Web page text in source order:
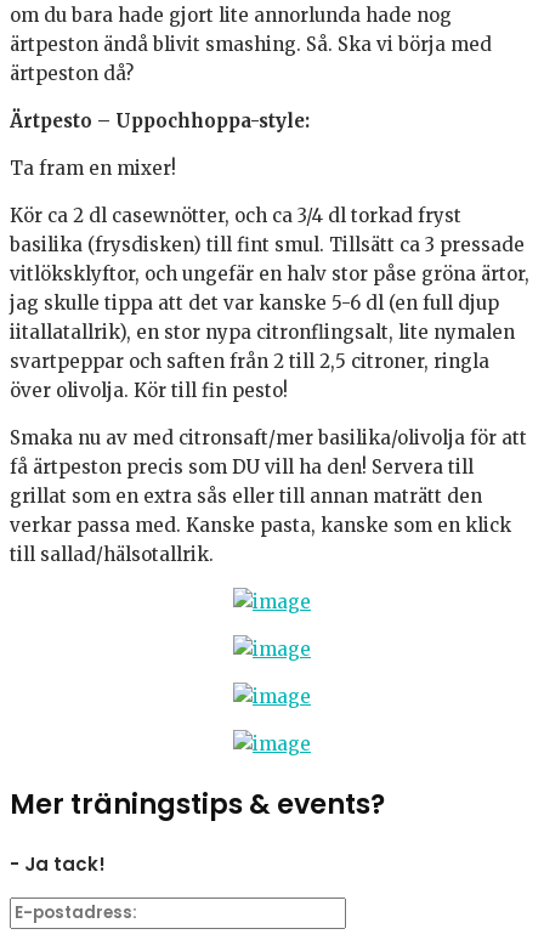
om du bara hade gjort lite annorlunda hade nog
ärtpeston ändå blivit smashing. Så. Ska vi börja med
ärtpeston då?
Ärtpesto – Uppochhoppa-style:
Ta fram en mixer!
Kör ca 2 dl casewnötter, och ca 3/4 dl torkad fryst
basilika (frysdisken) till fint smul. Tillsätt ca 3 pressade
vitlöksklyftor, och ungefär en halv stor påse gröna ärtor,
jag skulle tippa att det var kanske 5-6 dl (en full djup
iitallatallrik), en stor nypa citronflingsalt, lite nymalen
svartpeppar och saften från 2 till 2,5 citroner, ringla
över olivolja. Kör till fin pesto!
Smaka nu av med citronsaft/mer basilika/olivolja för att
få ärtpeston precis som DU vill ha den! Servera till
grillat som en extra sås eller till annan maträtt den
verkar passa med. Kanske pasta, kanske som en klick
till sallad/hälsotallrik.
Mer träningstips & events?
- Ja tack!